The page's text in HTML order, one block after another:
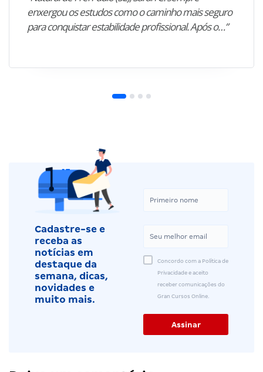
enxergou os estudos como o caminho mais seguro
para conquistar estabilidade profissional. Após o…”
Cadastre-se e
receba as
notícias em
destaque da
semana, dicas,
novidades e
muito mais.
Concordo com a Política de
Privacidade e aceito
receber comunicações do
Gran Cursos Online.